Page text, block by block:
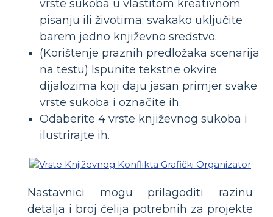
vrste sukoba u vlastitom kreativnom
pisanju ili životima; svakako uključite
barem jedno književno sredstvo.
(Korištenje praznih predložaka scenarija
na testu) Ispunite tekstne okvire
dijalozima koji daju jasan primjer svake
vrste sukoba i označite ih.
Odaberite 4 vrste književnog sukoba i
ilustrirajte ih.
Nastavnici mogu prilagoditi razinu
detalja i broj ćelija potrebnih za projekte